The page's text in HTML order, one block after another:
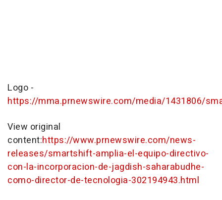
Logo -
https://mma.prnewswire.com/media/1431806/
View original
content:https://www.prnewswire.com/news-
releases/smartshift-amplia-el-equipo-directivo-
con-la-incorporacion-de-jagdish-saharabudhe-
como-director-de-tecnologia-302194943.html